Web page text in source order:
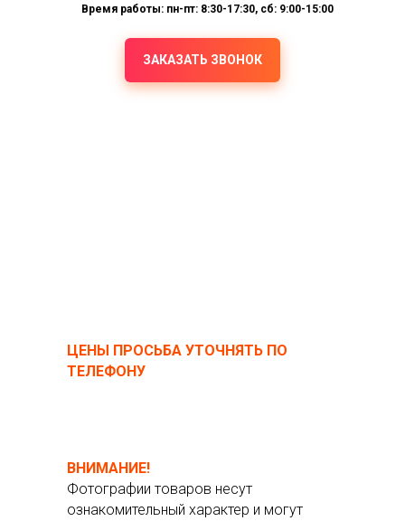
Время работы: пн-пт: 8:30-17:30, сб: 9:00-15:00
ЗАКАЗАТЬ ЗВОНОК
ЦЕНЫ ПРОСЬБА УТОЧНЯТЬ ПО
ТЕЛЕФОНУ
ВНИМАНИЕ!
Фотографии товаров несут
ознакомительный характер и могут